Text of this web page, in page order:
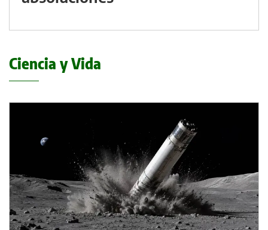
Ciencia y Vida